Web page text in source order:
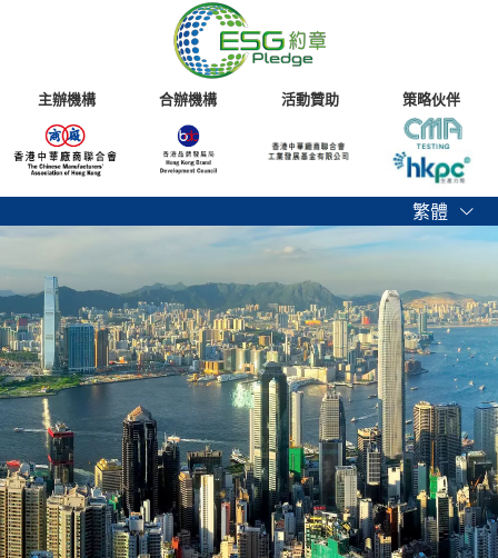
主辦機構 合辦機構 活動贊助 策略伙伴
繁體